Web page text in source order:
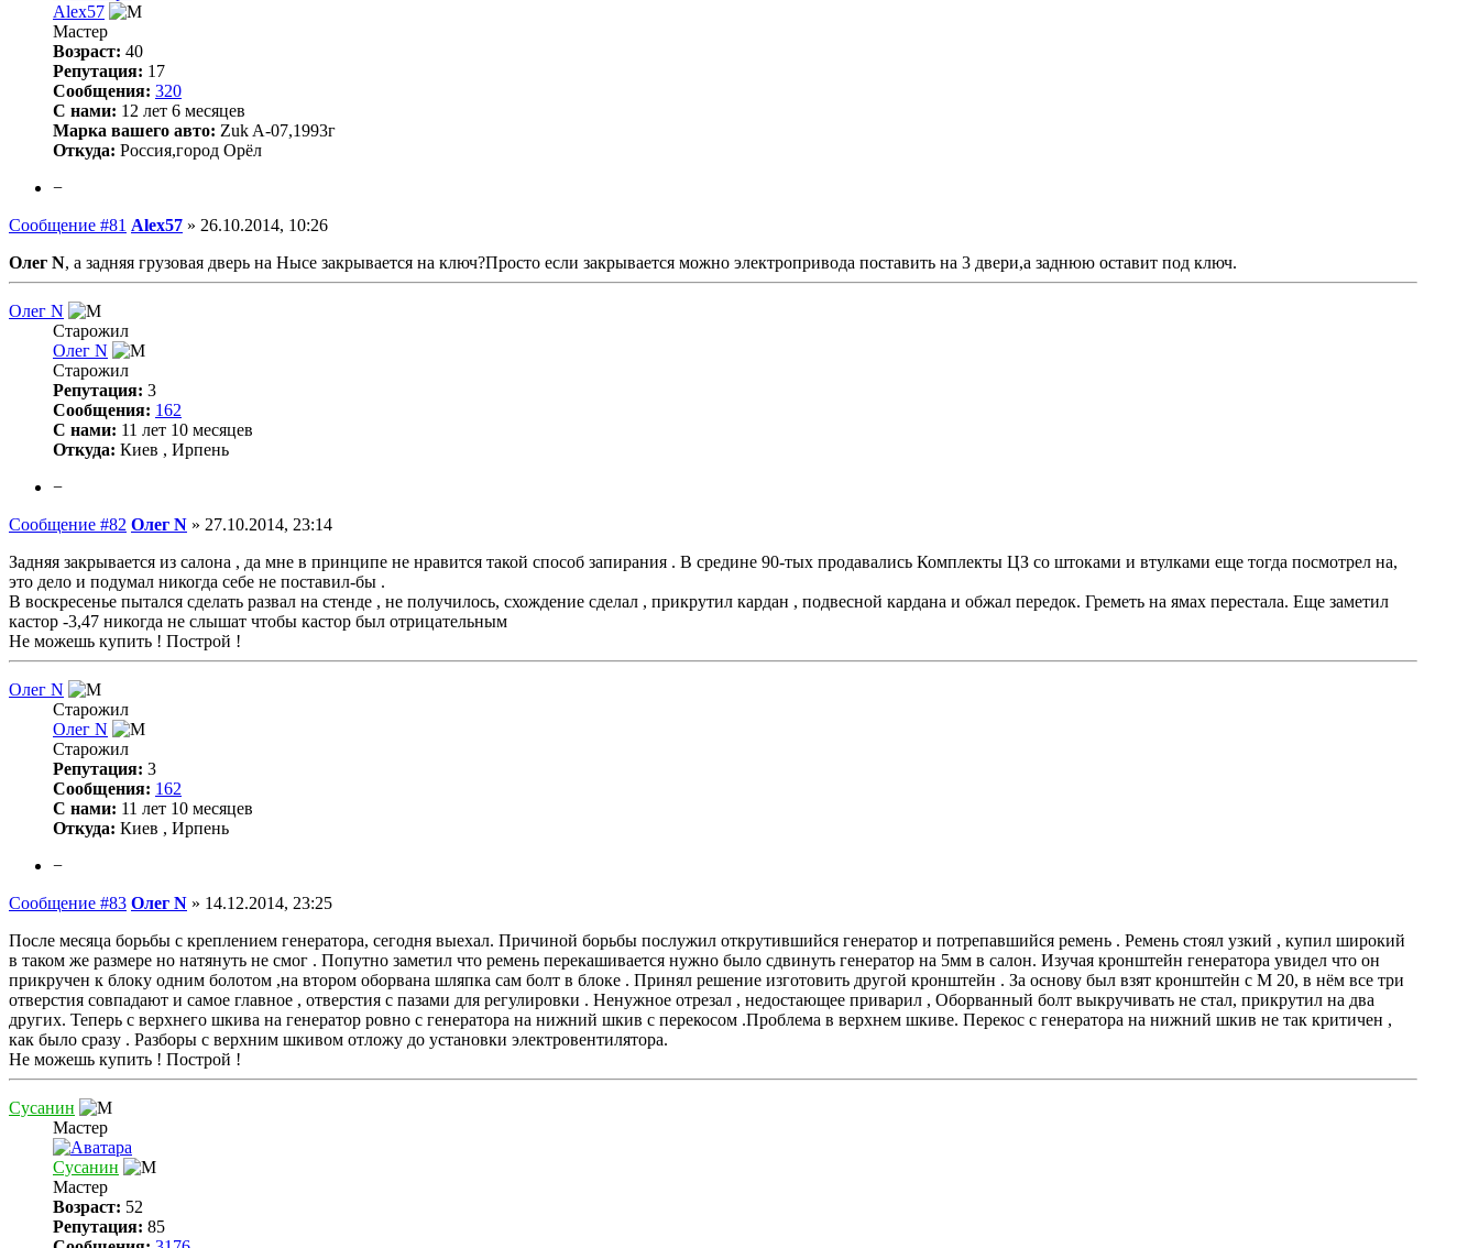
Alex57
Мастер
Возраст: 40
Репутация: 17
Сообщения: 320
С нами: 12 лет 6 месяцев
Марка вашего авто: Zuk A-07,1993г
Откуда: Россия,город Орёл
−
Сообщение #81 Alex57 » 26.10.2014, 10:26
Олег N, а задняя грузовая дверь на Нысе закрывается на ключ?Просто если закрывается можно электропривода поставить на 3 двери,а заднюю оставит под ключ.
Олег N
Старожил
Олег N
Старожил
Репутация: 3
Сообщения: 162
С нами: 11 лет 10 месяцев
Откуда: Киев , Ирпень
−
Сообщение #82 Олег N » 27.10.2014, 23:14
Задняя закрывается из салона , да мне в принципе не нравится такой способ запирания . В средине 90-тых продавались Комплекты ЦЗ со штоками и втулками еще тогда посмотрел на,
это дело и подумал никогда себе не поставил-бы .
В воскресенье пытался сделать развал на стенде , не получилось, схождение сделал , прикрутил кардан , подвесной кардана и обжал передок. Греметь на ямах перестала. Еще заметил
кастор -3,47 никогда не слышат чтобы кастор был отрицательным
Не можешь купить ! Построй !
Олег N
Старожил
Олег N
Старожил
Репутация: 3
Сообщения: 162
С нами: 11 лет 10 месяцев
Откуда: Киев , Ирпень
−
Сообщение #83 Олег N » 14.12.2014, 23:25
После месяца борьбы с креплением генератора, сегодня выехал. Причиной борьбы послужил открутившийся генератор и потрепавшийся ремень . Ремень стоял узкий , купил широкий
в таком же размере но натянуть не смог . Попутно заметил что ремень перекашивается нужно было сдвинуть генератор на 5мм в салон. Изучая кронштейн генератора увидел что он
прикручен к блоку одним болотом ,на втором оборвана шляпка сам болт в блоке . Принял решение изготовить другой кронштейн . За основу был взят кронштейн с М 20, в нём все три
отверстия совпадают и самое главное , отверстия с пазами для регулировки . Ненужное отрезал , недостающее приварил , Оборванный болт выкручивать не стал, прикрутил на два
других. Теперь с верхнего шкива на генератор ровно с генератора на нижний шкив с перекосом .Проблема в верхнем шкиве. Перекос с генератора на нижний шкив не так критичен ,
как было сразу . Разборы с верхним шкивом отложу до установки электровентилятора.
Не можешь купить ! Построй !
Сусанин
Мастер
Сусанин
Мастер
Возраст: 52
Репутация: 85